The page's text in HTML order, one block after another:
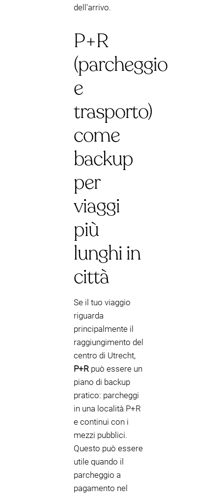
dell'arrivo.
P+R
(parcheggio
e
trasporto)
come
backup
per
viaggi
più
lunghi in
città
Se il tuo viaggio
riguarda
principalmente il
raggiungimento del
centro di Utrecht,
P+R può essere un
piano di backup
pratico: parcheggi
in una località P+R
e continui con i
mezzi pubblici.
Questo può essere
utile quando il
parcheggio a
pagamento nel